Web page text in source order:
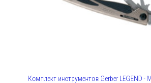
Комплект инструментов Gerber LEGEND -